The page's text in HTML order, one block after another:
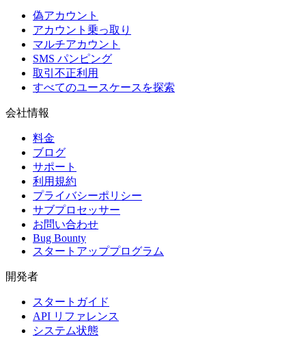
偽アカウント
アカウント乗っ取り
マルチアカウント
SMS パンピング
取引不正利用
すべてのユースケースを探索
会社情報
料金
ブログ
サポート
利用規約
プライバシーポリシー
サブプロセッサー
お問い合わせ
Bug Bounty
スタートアッププログラム
開発者
スタートガイド
API リファレンス
システム状態